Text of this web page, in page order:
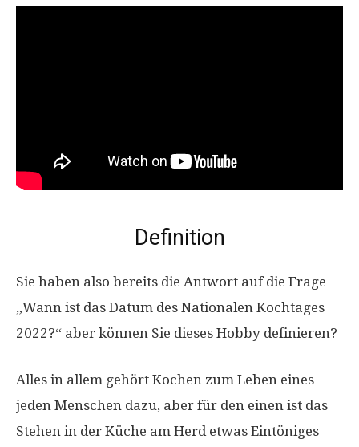
Definition
Sie haben also bereits die Antwort auf die Frage
„Wann ist das Datum des Nationalen Kochtages
2022?“ aber können Sie dieses Hobby definieren?
Alles in allem gehört Kochen zum Leben eines
jeden Menschen dazu, aber für den einen ist das
Stehen in der Küche am Herd etwas Eintöniges